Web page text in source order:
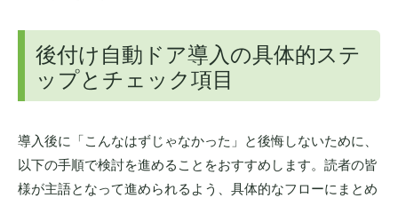
後付け自動ドア導入の具体的ステ
ップとチェック項目
導入後に「こんなはずじゃなかった」と後悔しないために、
以下の手順で検討を進めることをおすすめします。読者の皆
様が主語となって進められるよう、具体的なフローにまとめ